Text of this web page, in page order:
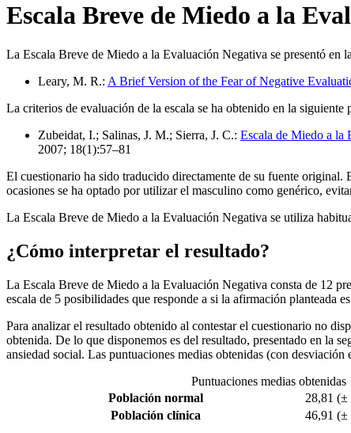
Escala Breve de Miedo a la
La Escala Breve de Miedo a la Evaluación Negativa se presentó en
Leary, M. R.: A Brief Version of the Fear of Negative
La criterios de evaluación de la escala se ha obtenido en la siguiente
Zubeidat, I.; Salinas, J. M.; Sierra, J. C.: Escala de Miedo a la
2007; 18(1):57–81
El cuestionario ha sido traducido directamente de su fuente original.
ocasiones se ha optado por utilizar el masculino como genérico,
La Escala Breve de Miedo a la Evaluación Negativa se utiliza
¿Cómo interpretar el resultado?
La Escala Breve de Miedo a la Evaluación Negativa consta de 12
escala de 5 posibilidades que responde a si la afirmación planteada
Para analizar el resultado obtenido al contestar el cuestionario no
obtenida. De lo que disponemos es del resultado, presentado en la
ansiedad social. Las puntuaciones medias obtenidas (con desviación
Puntuaciones medias obtenidas
Población normal
28,81 (±
Población clínica
46,91 (±